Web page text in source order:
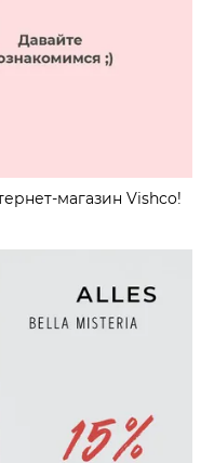
магазин Vishco!